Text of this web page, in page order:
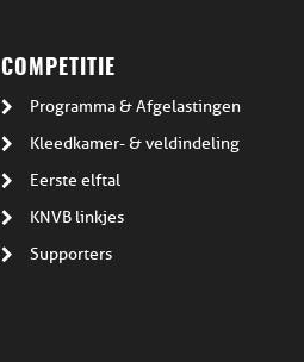
COMPETITIE
Programma & Afgelastingen
Kleedkamer- & veldindeling
Eerste elftal
KNVB linkjes
Supporters